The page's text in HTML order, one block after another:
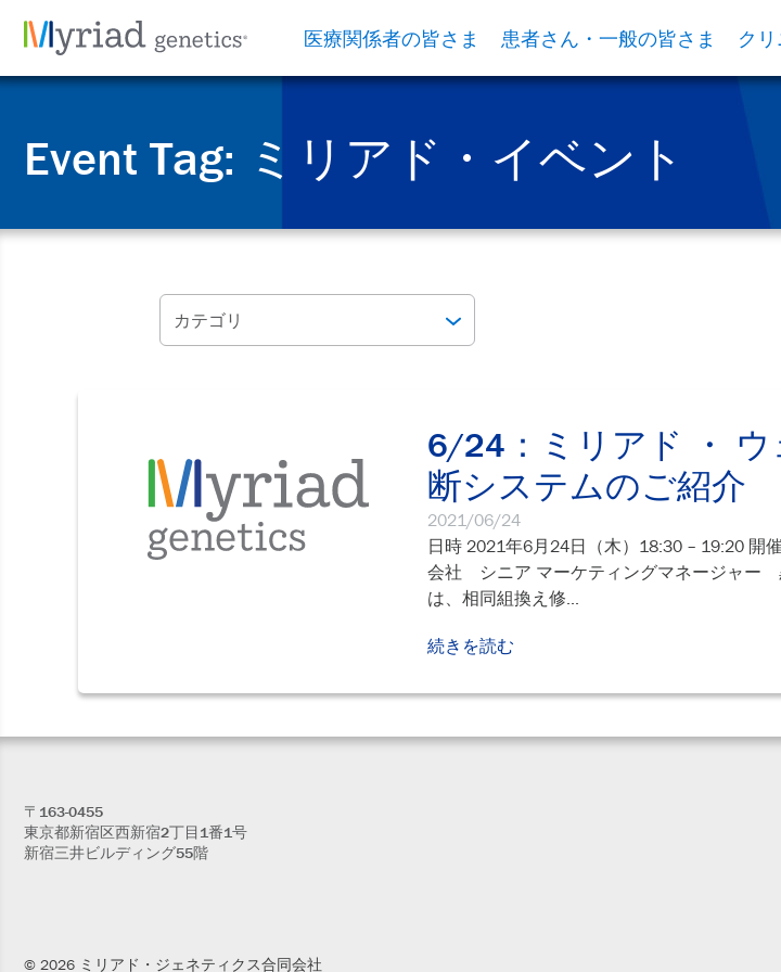
医療関係者の皆さま 患者さん・一般の皆さま ク
Event Tag: ミリアド・イベント
カテゴリ
6/24：ミリアド ・ ウ
断システムのご紹介
2021/06/24
日時 2021年6月24日（木）18:30 – 19:20 開
会社 シニア マーケティングマネージャー
は、相同組換え修...
続きを読む
〒163-0455
東京都新宿区西新宿2丁目1番1号
新宿三井ビルディング55階
© 2026 ミリアド・ジェネティクス合同会社